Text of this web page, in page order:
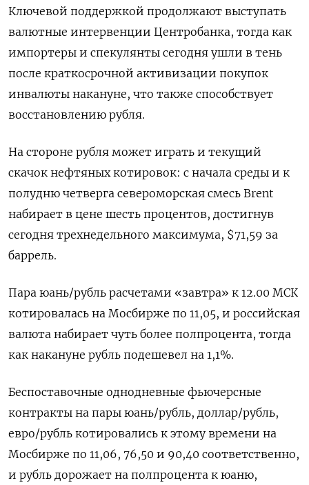
Ключевой поддержкой продолжают выступать
валютные интервенции Центробанка, тогда как
‌импортеры и спекулянты сегодня ушли в тень
после краткосрочной активизации покупок
инвалюты накануне, что также способствует
восстановлению рубля.
На стороне рубля может играть и текущий
скачок нефтяных котировок: с начала среды и к
полудню четверга североморская смесь Brent
набирает ​в цене шесть процентов, достигнув
сегодня трехнедельного ​максимума, $71,59 за
баррель.
Пара юань/​рубль расчетами «⁠завтра» к 12.00 МСК
котировалась на Мосбирже по 11,05, и российская
‌валюта набирает чуть более полпроцента, тогда
как накануне рубль ‌подешевел на 1,1%.
Беспоставочные однодневные фьючерсные
контракты на пары юань/рубль, доллар/рубль,
евро/рубль котировались к этому времени ​на
Мосбирже по 11,06, 76,50 и 90,40 соответственно,
и рубль дорожает на ‌полпроцента к юаню,